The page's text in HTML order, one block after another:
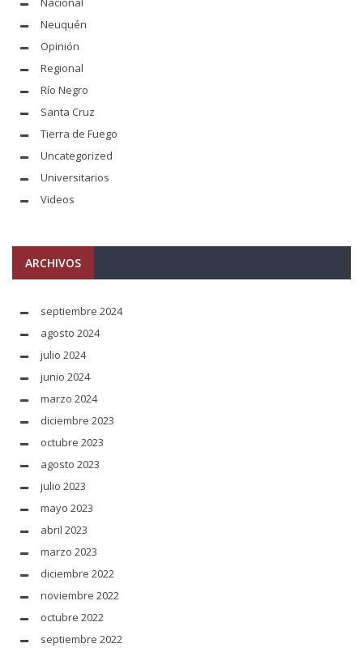
Neuquén
Opinión
Regional
Río Negro
Santa Cruz
Tierra de Fuego
Uncategorized
Universitarios
Videos
ARCHIVOS
septiembre 2024
agosto 2024
julio 2024
junio 2024
marzo 2024
diciembre 2023
octubre 2023
agosto 2023
julio 2023
mayo 2023
abril 2023
marzo 2023
diciembre 2022
noviembre 2022
octubre 2022
septiembre 2022